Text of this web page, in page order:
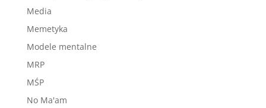
Media
Memetyka
Modele mentalne
MRP
MŚP
No Ma'am